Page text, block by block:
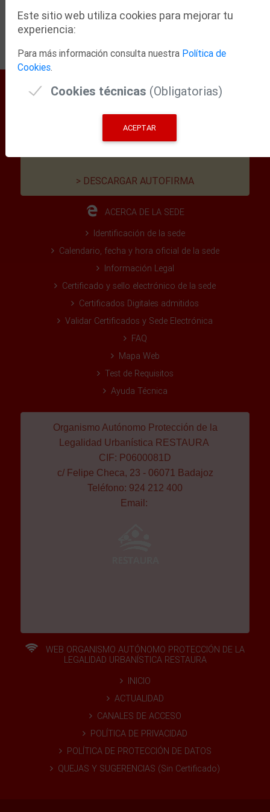
VERIFICAR
¿NECESITA AYUDA?
Descárguese el Manual de Ayuda de
nuestra Sede Electrónica.
> DESCARGAR AUTOFIRMA
ACERCA DE LA SEDE
Identificación de la sede
Calendario, fecha y hora oficial de la sede
Información Legal
Certificado y sello electrónico de la sede
Certificados Digitales admitidos
Validar Certificados y Sede Electrónica
FAQ
Mapa Web
Test de Requisitos
Ayuda Técnica
Organismo Autónomo Protección de la
Legalidad Urbanística RESTAURA
CIF: P0600081D
c/ Felipe Checa, 23 - 06071 Badajoz
Teléfono: 924 212 400
Email:
WEB ORGANISMO AUTÓNOMO PROTECCIÓN DE LA
LEGALIDAD URBANÍSTICA RESTAURA
INICIO
ACTUALIDAD
CANALES DE ACCESO
POLÍTICA DE PRIVACIDAD
POLÍTICA DE PROTECCIÓN DE DATOS
QUEJAS Y SUGERENCIAS (Sin Certificado)
Este sitio web utiliza cookies para mejorar tu
experiencia:
Para más información consulta nuestra Política de
Cookies.
Cookies técnicas (Obligatorias)
ACEPTAR